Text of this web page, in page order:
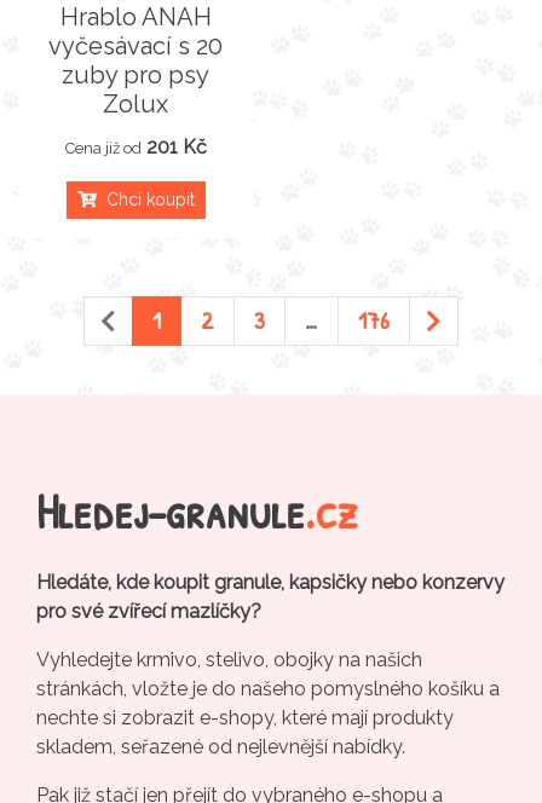
Hrablo ANAH
vyčesávací s 20
zuby pro psy
Zolux
Cena již od 201 Kč
Chci koupit
1 2 3 … 176
Hledej-granule.cz
Hledáte, kde koupit granule, kapsičky nebo konzervy
pro své zvířecí mazlíčky?
Vyhledejte krmivo, stelivo, obojky na našich
stránkách, vložte je do našeho pomyslného košíku a
nechte si zobrazit e-shopy, které mají produkty
skladem, seřazené od nejlevnější nabídky.
Pak již stačí jen přejít do vybraného e-shopu a